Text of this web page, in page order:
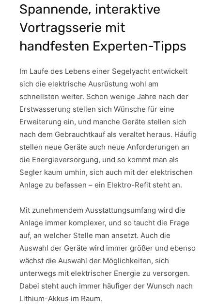
Spannende, interaktive
Vortragsserie mit
handfesten Experten-Tipps
Im Laufe des Lebens einer Segelyacht entwickelt
sich die elektrische Ausrüstung wohl am
schnellsten weiter. Schon wenige Jahre nach der
Erstwasserung stellen sich Wünsche für eine
Erweiterung ein, und manche Geräte stellen sich
nach dem Gebrauchtkauf als veraltet heraus. Häufig
stellen neue Geräte auch neue Anforderungen an
die Energieversorgung, und so kommt man als
Segler kaum umhin, sich auch mit der elektrischen
Anlage zu befassen – ein Elektro-Refit steht an.
Mit zunehmendem Ausstattungsumfang wird die
Anlage immer komplexer, und so taucht die Frage
auf, an welcher Stelle man ansetzt. Auch die
Auswahl der Geräte wird immer größer und ebenso
wächst die Auswahl der Möglichkeiten, sich
unterwegs mit elektrischer Energie zu versorgen.
Dabei steht auch immer häufiger der Wunsch nach
Lithium-Akkus im Raum.